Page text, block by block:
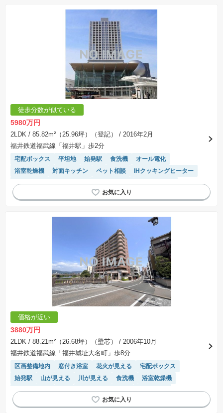
徒歩分数が似ている
5980万円
2LDK / 85.82m²（25.96坪）（登記）
/ 2016年2月
福井鉄道福武線「福井駅」歩2分
宅配ボックス 平坦地 始発駅 食洗機
オール電化
浴室乾燥機
対面キッチン ペット相談
IHクッキングヒーター
モニター付きインターホン
エレベーター
温水洗浄便座
システムキッチン
価格が近い
3880万円
2LDK / 88.21m²（26.68坪）（壁芯）
/ 2006年10月
福井鉄道福武線「福井城址大名町」歩8分
区画整備地内 窓付き浴室 花火が見える
宅配ボックス
始発駅
山が見える 川が見える 食洗機
浴室乾燥機
対面キッチン
WIC 駐車場(普通車)あり
駐車場空き
IHクッキングヒーター
平置駐車場 陽当り良好